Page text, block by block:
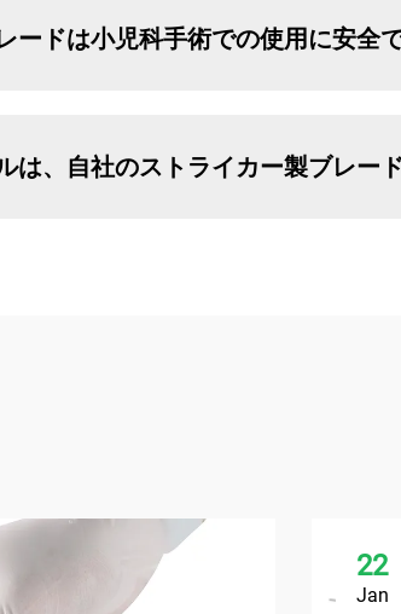
ードは小児科手術での使用に安全
は、自社のストライカー製ブレー
22
Jan